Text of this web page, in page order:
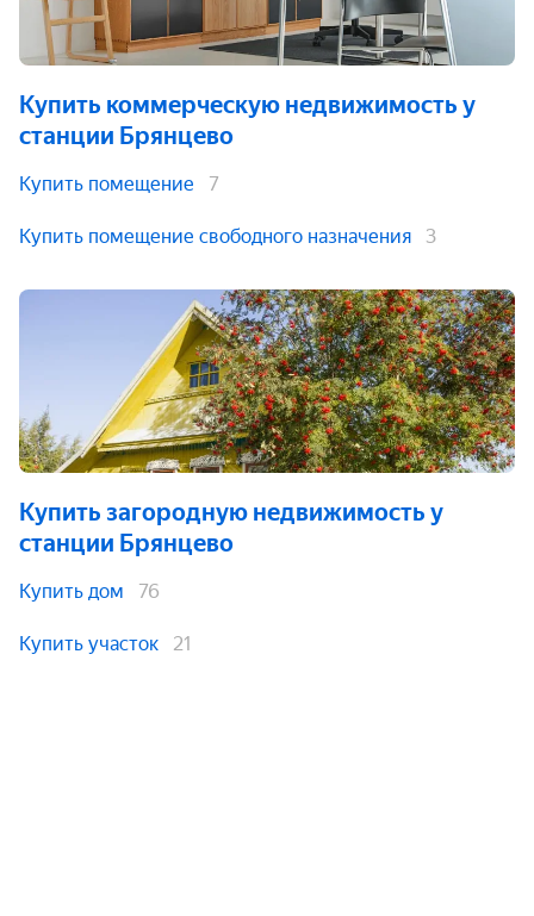
Купить коммерческую недвижимость у
станции Брянцево
Купить помещение 7
Купить помещение свободного назначения 3
Купить загородную недвижимость у
станции Брянцево
Купить дом 76
Купить участок 21